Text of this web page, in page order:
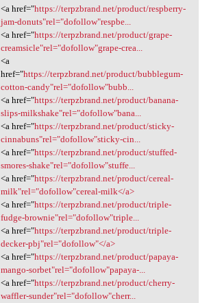
<a href="https://terpzbrand.net/product/respberry-
jam-donuts"rel="dofollow"respbe...
<a href="https://terpzbrand.net/product/grape-
creamsicle"rel="dofollow"grape-crea...
<a
href="https://terpzbrand.net/product/bubblegum-
cotton-candy"rel="dofollow"bubb...
<a href="https://terpzbrand.net/product/banana-
slips-milkshake"rel="dofollow"bana...
<a href="https://terpzbrand.net/product/sticky-
cinnabuns"rel="dofollow"sticky-cin...
<a href="https://terpzbrand.net/product/stuffed-
smores-shake"rel="dofollow"stuffe...
<a href="https://terpzbrand.net/product/cereal-
milk"rel="dofollow"cereal-milk</a>
<a href="https://terpzbrand.net/product/triple-
fudge-brownie"rel="dofollow"triple...
<a href="https://terpzbrand.net/product/triple-
decker-pbj"rel="dofollow"</a>
<a href="https://terpzbrand.net/product/papaya-
mango-sorbet"rel="dofollow"papaya-...
<a href="https://terpzbrand.net/product/cherry-
waffler-sunder"rel="dofollow"cherr...